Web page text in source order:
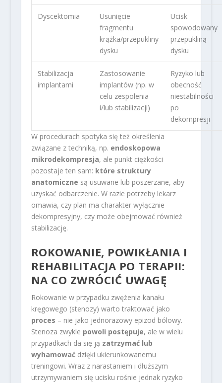
Dyscektomia
Usunięcie
fragmentu
krążka/przepukliny
dysku
Ucisk
spowodowany
przepukliną
dysku
Stabilizacja
implantami
Zastosowanie
implantów (np. w
celu zespolenia
i/lub stabilizacji)
Ryzyko lub
obecność
niestabilności
po
dekompresji
W procedurach spotyka się też określenia
związane z techniką, np. endoskopowa
mikrodekompresja, ale punkt ciężkości
pozostaje ten sam: które struktury
anatomiczne są usuwane lub poszerzane, aby
uzyskać odbarczenie. W razie potrzeby lekarz
omawia, czy plan ma charakter wyłącznie
dekompresyjny, czy może obejmować również
stabilizację.
ROKOWANIE, POWIKŁANIA I
REHABILITACJA PO TERAPII:
NA CO ZWRÓCIĆ UWAGĘ
Rokowanie w przypadku zwężenia kanału
kręgowego (stenozy) warto traktować jako
proces – nie jako jednorazowy epizod bólowy.
Stenoza zwykle powoli postępuje, ale w wielu
przypadkach da się ją zatrzymać lub
wyhamowaćdzięki ukierunkowanemu
treningowi. Wraz z narastaniem i dłuższym
utrzymywaniem się ucisku rośnie jednak ryzyko